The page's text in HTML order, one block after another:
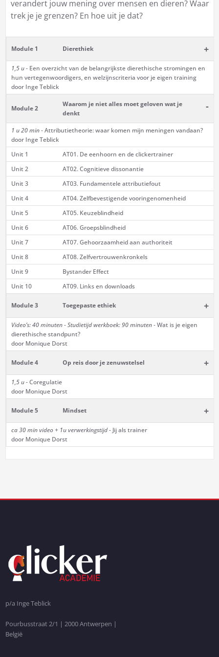
verandert jouw mening over mensen en dieren? Waar
trek je je grenzen? En hoe uit je dat?
Module 1 Dierethiek +
1,5 u -Een overzicht van de belangrijkste dierethische stromingen en
hun vertegenwoordigers, en welzijnscriteria voor je eigen training
door Inge Teblick
Module 2
Waarom je niet alles moet geloven wat je
denkt
-
1 u 20 min- Attributietheorie: waar komen mijn meningen vandaan?
door Inge Teblick
Unit 1
AT01. De eenhoorn en de clickertrainer
Unit 2
AT02. Cognitieve dissonantie
Unit 3
AT03. Fundamentele attributiefout
Unit 4
AT04. Zelfbevestigende vooringenomenheid
Unit 5
AT05. Keuzeblindheid
Unit 6
AT06. Groepsblindheid
Unit 7
AT07. Gehoorzaamheid aan authoriteit
Unit 8
AT08. Zelfvertrouwenkronkels
Unit 9
Bystander Effect
Unit 10
AT09. Links en downloads
Module 3 Toegepaste ethiek +
Video’s: 40 minuten - Studietijd werkboek: 90 minuten- Wat is je eigen
dierethische standpunt?
door Monique Dorst
Module 4 Op reis door je zenuwstelsel +
1,5 u -Coregulatie
door Monique Dorst
Module 5 Mindset +
ca 30 min video + 1u verwerkingstijd- Jij als trainer
door Monique Dorst
p/a Inge Teblick
Pourbusstraat 2/1 | 2000 Antwerpen |
België